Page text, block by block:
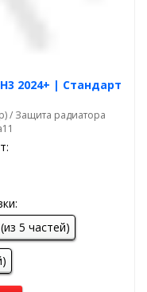
2024+ | Стандарт
/ Защита радиатора
5 частей)